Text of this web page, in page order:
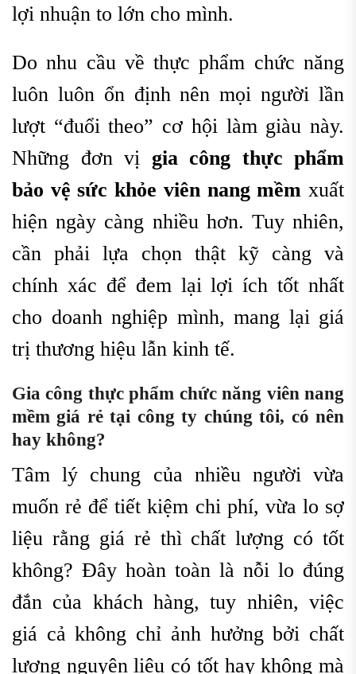
lợi nhuận to lớn cho mình.
Do nhu cầu về thực phẩm chức năng
luôn luôn ổn định nên mọi người lần
lượt “đuổi theo” cơ hội làm giàu này.
Những đơn vị gia công thực phẩm
bảo vệ sức khỏe viên nang mềm xuất
hiện ngày càng nhiều hơn. Tuy nhiên,
cần phải lựa chọn thật kỹ càng và
chính xác để đem lại lợi ích tốt nhất
cho doanh nghiệp mình, mang lại giá
trị thương hiệu lẫn kinh tế.
Gia công thực phẩm chức năng viên nang
mềm giá rẻ tại công ty chúng tôi, có nên
hay không?
Tâm lý chung của nhiều người vừa
muốn rẻ để tiết kiệm chi phí, vừa lo sợ
liệu rằng giá rẻ thì chất lượng có tốt
không? Đây hoàn toàn là nỗi lo đúng
đắn của khách hàng, tuy nhiên, việc
giá cả không chỉ ảnh hưởng bởi chất
lượng nguyên liệu có tốt hay không mà